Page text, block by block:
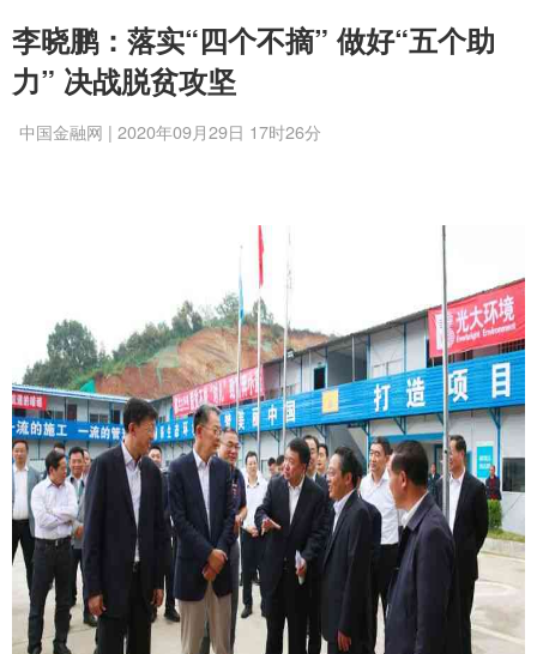
李晓鹏：落实“四个不摘” 做好“五个助
力” 决战脱贫攻坚
中国金融网 | 2020年09月29日 17时26分